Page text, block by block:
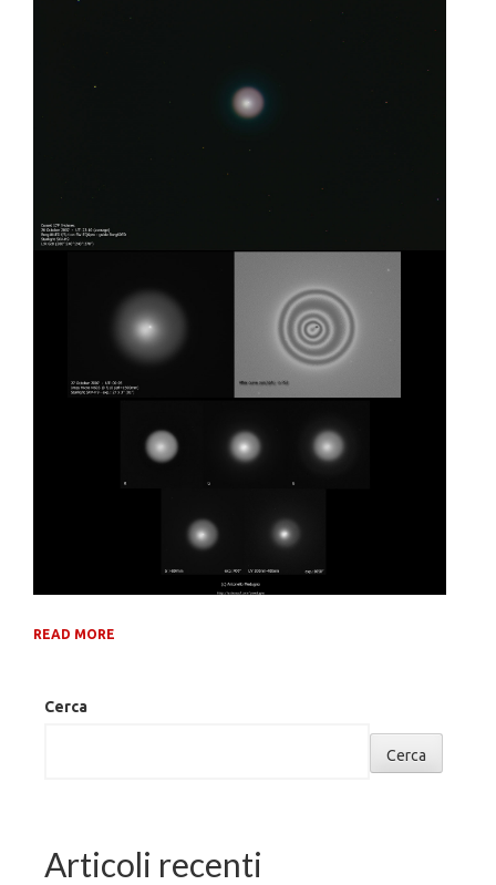
READ MORE
Cerca
Cerca
Articoli recenti